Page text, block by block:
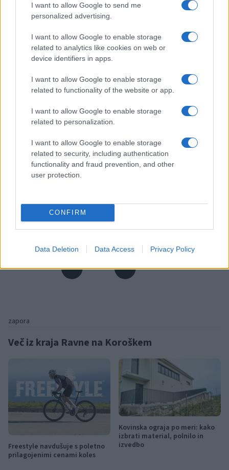
I want to allow Google to send me
personalized advertising.
I want to allow Google to enable storage
related to analytics like cookies on web or
device identifiers in apps.
I want to allow Google to enable storage
related to functionality of the website or app.
I want to allow Google to enable storage
related to personalization.
I want to allow Google to enable storage
related to security, including authentication
functionality and fraud prevention, and other
user protection.
CONFIRM
Data Deletion Data Access Privacy Policy
popolna zapora
zapora
Več iz kraja Ravne na Koroškem
Freestyle navdušuje s poletno
prilagojenimi cenami koles
Kovinska ograja po meri: kako
izbrati material, polnilo in
izvedbo